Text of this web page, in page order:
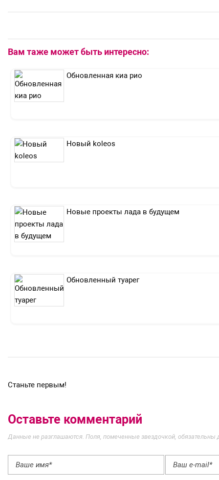
Вам таже может быть интересно:
Обновленная киа рио
Новый koleos
Новые проекты лада в будущем
Обновленный туарег
Станьте первым!
Оставьте комментарий
Данные не разглашаются. Поля, помеченные звездочкой, обязательны